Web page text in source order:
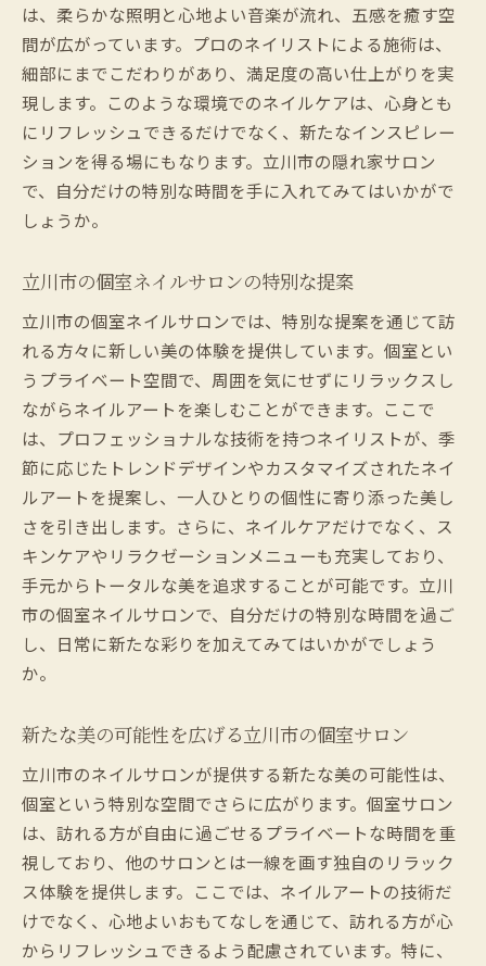
は、柔らかな照明と心地よい音楽が流れ、五感を癒す空
間が広がっています。プロのネイリストによる施術は、
細部にまでこだわりがあり、満足度の高い仕上がりを実
現します。このような環境でのネイルケアは、心身とも
にリフレッシュできるだけでなく、新たなインスピレー
ションを得る場にもなります。立川市の隠れ家サロン
で、自分だけの特別な時間を手に入れてみてはいかがで
しょうか。
立川市の個室ネイルサロンの特別な提案
立川市の個室ネイルサロンでは、特別な提案を通じて訪
れる方々に新しい美の体験を提供しています。個室とい
うプライベート空間で、周囲を気にせずにリラックスし
ながらネイルアートを楽しむことができます。ここで
は、プロフェッショナルな技術を持つネイリストが、季
節に応じたトレンドデザインやカスタマイズされたネイ
ルアートを提案し、一人ひとりの個性に寄り添った美し
さを引き出します。さらに、ネイルケアだけでなく、ス
キンケアやリラクゼーションメニューも充実しており、
手元からトータルな美を追求することが可能です。立川
市の個室ネイルサロンで、自分だけの特別な時間を過ご
し、日常に新たな彩りを加えてみてはいかがでしょう
か。
新たな美の可能性を広げる立川市の個室サロン
立川市のネイルサロンが提供する新たな美の可能性は、
個室という特別な空間でさらに広がります。個室サロン
は、訪れる方が自由に過ごせるプライベートな時間を重
視しており、他のサロンとは一線を画す独自のリラック
ス体験を提供します。ここでは、ネイルアートの技術だ
けでなく、心地よいおもてなしを通じて、訪れる方が心
からリフレッシュできるよう配慮されています。特に、